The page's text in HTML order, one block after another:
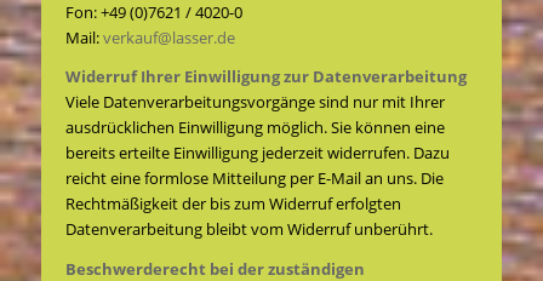
Fon: +49 (0)7621 / 4020-0
Mail:verkauf@lasser.de
Widerruf Ihrer Einwilligung zur Datenverarbeitung
Viele Datenverarbeitungsvorgänge sind nur mit Ihrer
ausdrücklichen Einwilligung möglich. Sie können eine
bereits erteilte Einwilligung jederzeit widerrufen. Dazu
reicht eine formlose Mitteilung per E-Mail an uns. Die
Rechtmäßigkeit der bis zum Widerruf erfolgten
Datenverarbeitung bleibt vom Widerruf unberührt.
Beschwerderecht bei der zuständigen